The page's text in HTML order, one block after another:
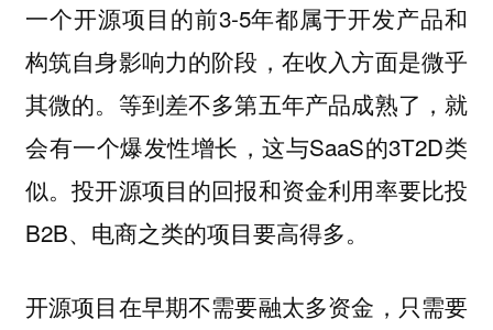
一个开源项目的前3-5年都属于开发产品和
构筑自身影响力的阶段，在收入方面是微乎
其微的。等到差不多第五年产品成熟了，就
会有一个爆发性增长，这与SaaS的3T2D类
似。投开源项目的回报和资金利用率要比投
B2B、电商之类的项目要高得多。
开源项目在早期不需要融太多资金，只需要